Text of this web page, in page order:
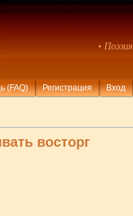
• Поэзия
(FAQ) Регистрация Вход
восторг